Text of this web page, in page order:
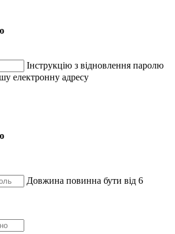
Інструкцію з відновлення паролю
електронну адресу
Довжина повинна бути від 6